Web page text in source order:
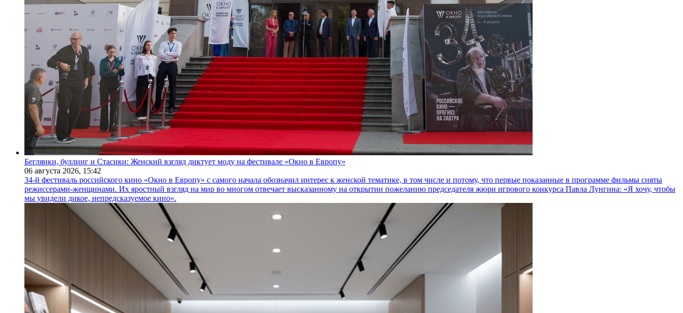
Беглянки, буллинг и Стасики: Женский взгляд диктует моду на фестивале «Окно в Европу»
06 августа 2026, 15:42
34-й фестиваль российского кино «Окно в Европу» с самого начала обозначил интерес к женской тематике, в том числе и потому, что первые показанные в программе фильмы сняты
режиссерами-женщинами. Их яростный взгляд на мир во многом отвечает высказанному на открытии пожеланию председателя жюри игрового конкурса Павла Лунгина: «Я хочу, чтобы
мы увидели дикое, непредсказуемое кино».